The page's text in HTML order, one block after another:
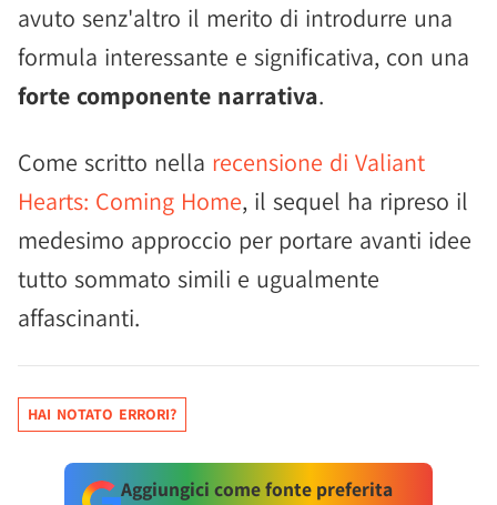
avuto senz'altro il merito di introdurre una
formula interessante e significativa, con una
forte componente narrativa.
Come scritto nella recensione di Valiant
Hearts: Coming Home, il sequel ha ripreso il
medesimo approccio per portare avanti idee
tutto sommato simili e ugualmente
affascinanti.
HAI NOTATO ERRORI?
Aggiungici come fonte preferita